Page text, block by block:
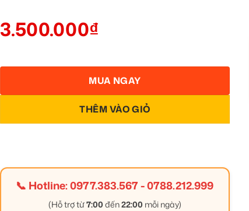
3.500.000₫
THÊM VÀO GIỎ
MUA NGAY
📞 Hotline:0977.383.567-0788.212.999
(Hỗ trợ từ7:00 đến22:00 mỗi ngày)